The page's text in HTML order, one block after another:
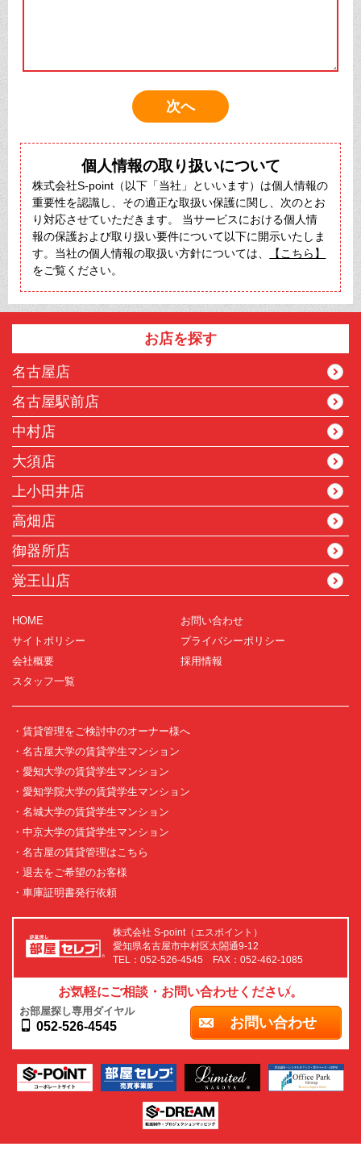
個人情報の取り扱いについて
株式会社S-point（以下「当社」といいます）は個人情報の
重要性を認識し、その適正な取扱い保護に関し、次のとお
り対応させていただきます。 当サービスにおける個人情
報の保護および取り扱い要件について以下に開示いたしま
す。当社の個人情報の取扱い方針については、
【こちら】
をご覧ください。
お店を探す
名古屋店
名古屋駅前店
中村店
大須店
上小田井店
高畑店
御器所店
覚王山店
HOME
お問い合わせ
サイトポリシー
プライバシーポリシー
会社概要
採用情報
スタッフ一覧
・賃貸管理をご検討中のオーナー様へ
・名古屋大学の賃貸学生マンション
・愛知大学の賃貸学生マンション
・愛知学院大学の賃貸学生マンション
・名城大学の賃貸学生マンション
・中京大学の賃貸学生マンション
・名古屋の賃貸管理はこちら
・退去をご希望のお客様
・車庫証明書発行依頼
株式会社 S-point（エスポイント）
愛知県名古屋市中村区太閤通9-12
TEL：052-526-4545 FAX：052-462-1085
お気軽にご相談・お問い合わせください。
お部屋探し専用ダイヤル
052-526-4545 お問い合わせ